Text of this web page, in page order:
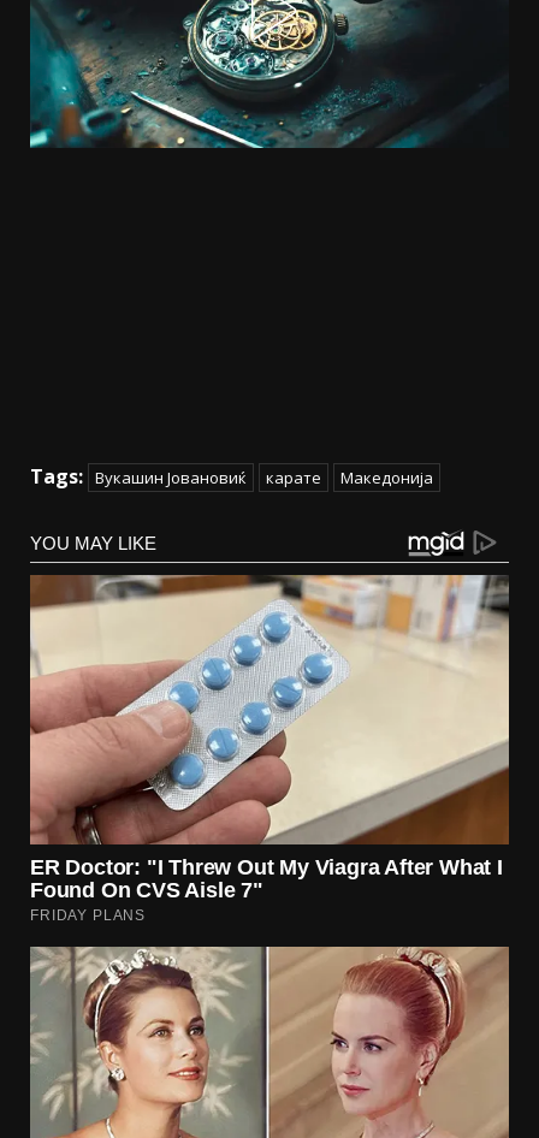
Tags: Вукашин Јовановиќ карате Македонија